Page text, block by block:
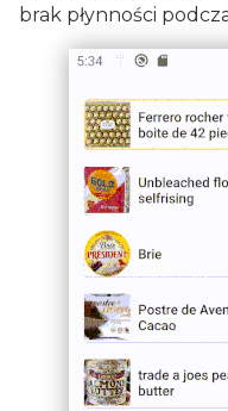
brak płynności